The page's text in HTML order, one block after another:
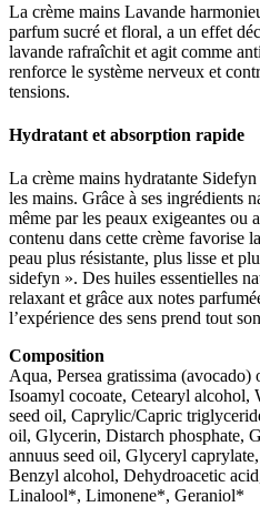
La crème mains Lavande
parfum sucré et floral, a un effet
lavande rafraîchit et agit comme
renforce le système nerveux et
tensions.
Hydratant et absorption rapide
La crème mains hydratante
les mains. Grâce à ses ingrédients
même par les peaux exigeantes ou
contenu dans cette crème favorise
peau plus résistante, plus lisse et
sidefyn ». Des huiles essentielles
relaxant et grâce aux notes
l’expérience des sens prend tout
Composition
Aqua, Persea gratissima
Isoamyl cocoate, Cetearyl alcohol,
seed oil, Caprylic/Capric
oil, Glycerin, Distarch phosphate,
annuus seed oil, Glyceryl
Benzyl alcohol, Dehydroacetic
Linalool*, Limonene*, Geraniol*